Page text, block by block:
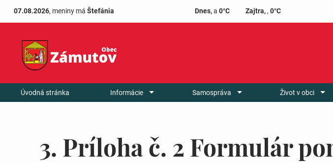
07.08.2026, meniny má Štefánia Dnes, a 0°C Zajtra,, 0°C
Úvodná stránka Informácie Samospráva Život v obci
3. Príloha č. 2 Formulár